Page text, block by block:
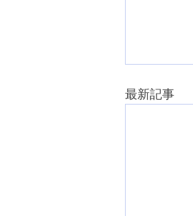
最新記事